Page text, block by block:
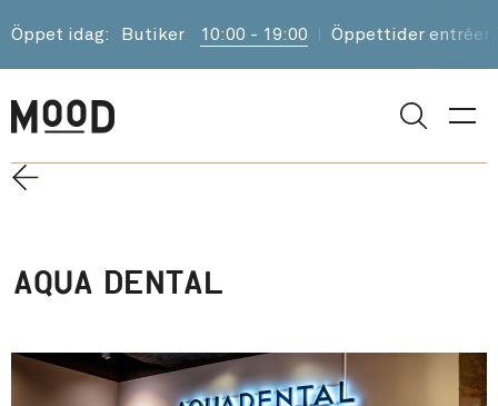
Öppet idag: Butiker 10:00 - 19:00 Öppettider entréer
AQUA DENTAL